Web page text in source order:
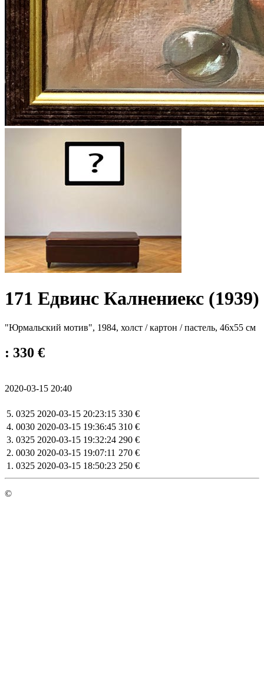
171 Едвинс Калнениекс (1939)
"Юрмальский мотив", 1984, холст / картон / пастель, 46x55 см
: 330 €
2020-03-15 20:40
5. 0325 2020-03-15 20:23:15 330 €
4. 0030 2020-03-15 19:36:45 310 €
3. 0325 2020-03-15 19:32:24 290 €
2. 0030 2020-03-15 19:07:11 270 €
1. 0325 2020-03-15 18:50:23 250 €
©